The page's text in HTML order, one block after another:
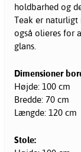
holdbarhed og
Teak er naturligt
også olieres for
glans.
Dimensioner
Højde: 100 cm
Bredde: 70 cm
Længde: 120 cm
Stole: